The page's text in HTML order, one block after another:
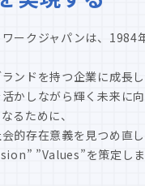
ークジャパンは、1984
ンドを持つ企業に成長し
かしながら輝く未来に
るために、
的存在意義を見つめ直
”Values”を策定しま